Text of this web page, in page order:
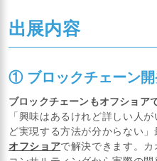
出展内容
​① ブロックチェーン
ブロックチェーンもオフショア
「興味はあるけれど詳しい人
ど実現する方法が分からない
オフショアで解決できます。